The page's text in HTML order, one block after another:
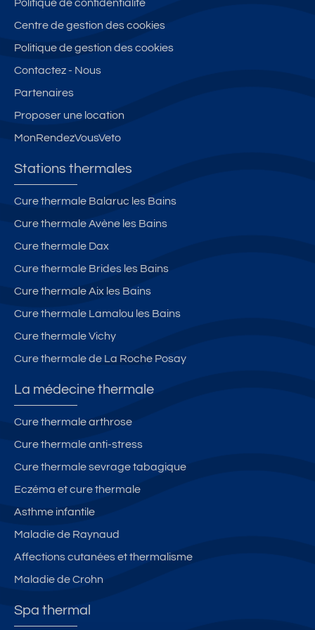
Politique de confidentialité
Centre de gestion des cookies
Politique de gestion des cookies
Contactez - Nous
Partenaires
Proposer une location
MonRendezVousVeto
Stations thermales
Cure thermale Balaruc les Bains
Cure thermale Avène les Bains
Cure thermale Dax
Cure thermale Brides les Bains
Cure thermale Aix les Bains
Cure thermale Lamalou les Bains
Cure thermale Vichy
Cure thermale de La Roche Posay
La médecine thermale
Cure thermale arthrose
Cure thermale anti-stress
Cure thermale sevrage tabagique
Eczéma et cure thermale
Asthme infantile
Maladie de Raynaud
Affections cutanées et thermalisme
Maladie de Crohn
Spa thermal